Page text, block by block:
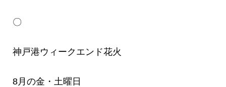
〇
神戸港ウィークエンド花火
8月の金・土曜日